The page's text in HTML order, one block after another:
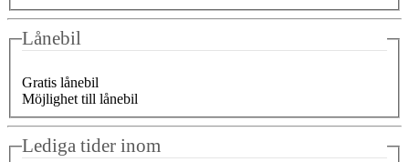
Lånebil
Gratis lånebil
Möjlighet till lånebil
Lediga tider inom